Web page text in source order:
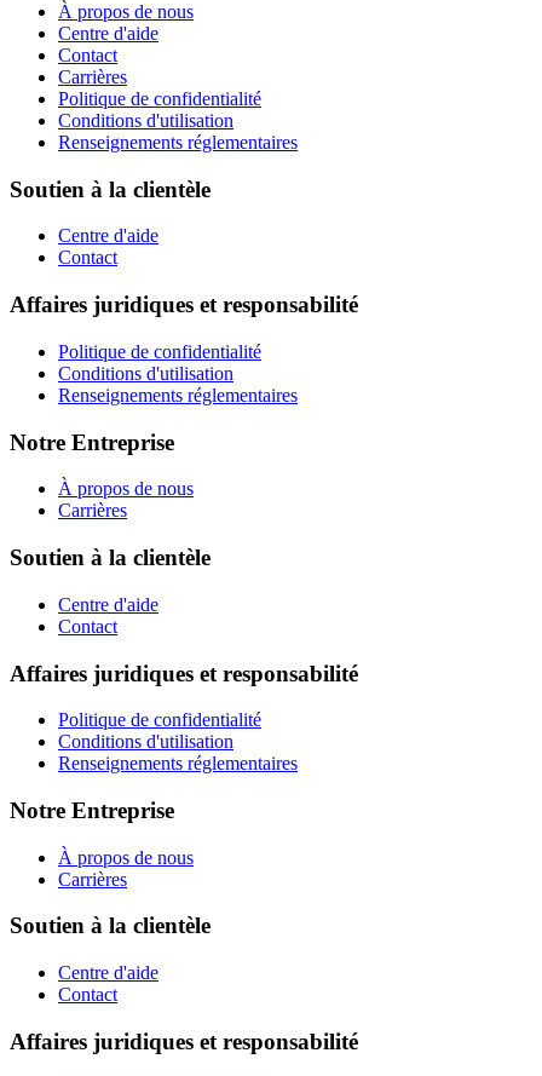
À propos de nous
Centre d'aide
Contact
Carrières
Politique de confidentialité
Conditions d'utilisation
Renseignements réglementaires
Soutien à la clientèle
Centre d'aide
Contact
Affaires juridiques et responsabilité
Politique de confidentialité
Conditions d'utilisation
Renseignements réglementaires
Notre Entreprise
À propos de nous
Carrières
Soutien à la clientèle
Centre d'aide
Contact
Affaires juridiques et responsabilité
Politique de confidentialité
Conditions d'utilisation
Renseignements réglementaires
Notre Entreprise
À propos de nous
Carrières
Soutien à la clientèle
Centre d'aide
Contact
Affaires juridiques et responsabilité